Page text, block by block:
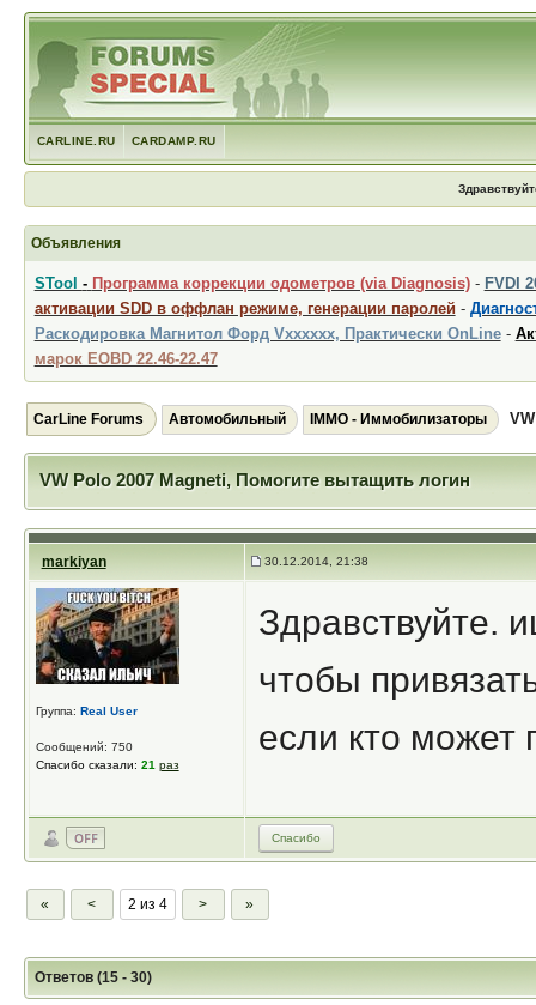
CARLINE.RU CARDAMP.RU
Объявления
STool - Программа коррекции одометров (via Diagnosis)- FVDI
активации SDD в оффлан режиме, генерации паролей -
Раскодировка Магнитол Форд Vxxxxxx, Практически OnLine-
марок EOBD 22.46-22.47
CarLine Forums Автомобильный IMMO - Иммобилизаторы
VW Polo 2007 Magneti, Помогите вытащить логин
markiyan 30.12.2014, 21:38
Группа: Real User
Сообщений: 750
Спасибо сказали: 21 раз
Здравствуйте.
чтобы
если кто может
Спасибо
« < 2 из 4 > »
Ответов (15 - 30)